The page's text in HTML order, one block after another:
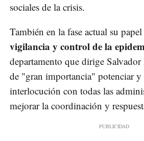
sociales de la crisis.
También en la fase actual su
vigilancia y control de la
departamento que dirige
de "gran importancia" potenciar y
interlocución con todas las
mejorar la coordinación y